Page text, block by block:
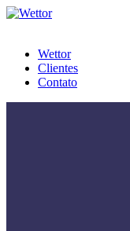
Wettor
Clientes
Contato